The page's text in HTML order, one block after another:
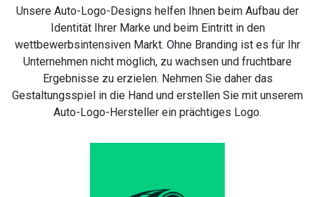
Unsere Auto-Logo-Designs helfen Ihnen beim Aufbau der
Identität Ihrer Marke und beim Eintritt in den
wettbewerbsintensiven Markt. Ohne Branding ist es für Ihr
Unternehmen nicht möglich, zu wachsen und fruchtbare
Ergebnisse zu erzielen. Nehmen Sie daher das
Gestaltungsspiel in die Hand und erstellen Sie mit unserem
Auto-Logo-Hersteller ein prächtiges Logo.